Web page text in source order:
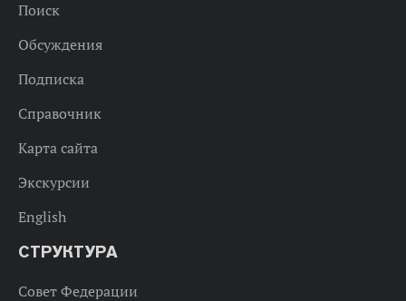
Поиск
Обсуждения
Подписка
Справочник
Карта сайта
Экскурсии
English
СТРУКТУРА
Совет Федерации